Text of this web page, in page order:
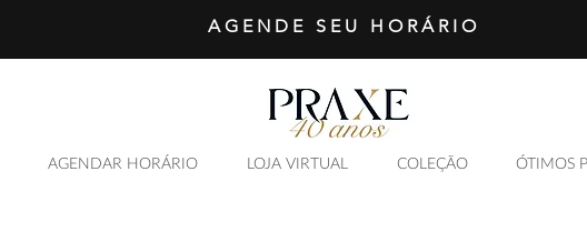
AGENDE SEU HORÁRIO
AGENDAR HORÁRIO LOJA VIRTUAL COLEÇÃO ÓTIMOS